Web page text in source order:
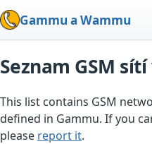
Gammu a Wammu
Seznam GSM
This list contains GSM
defined in Gammu. If you
please report it.